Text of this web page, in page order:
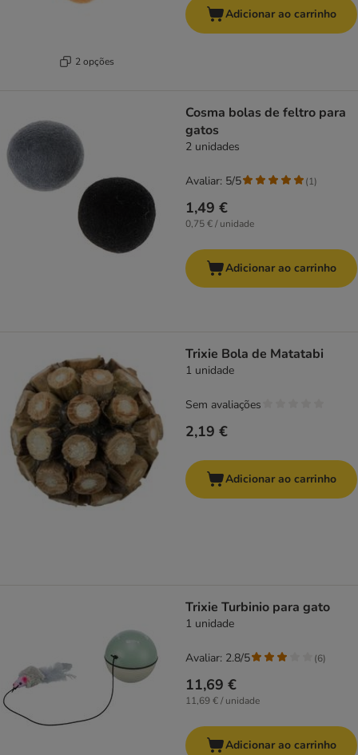
2 opções
Adicionar ao carrinho
Cosma bolas de feltro para
gatos
2 unidades
1,49 €
0,75 € / unidade
Avaliar: 5/5 (1)
Adicionar ao carrinho
Trixie Bola de Matatabi
1 unidade
2,19 €
Sem avaliações
Adicionar ao carrinho
Trixie Turbinio para gato
1 unidade
11,69 €
11,69 € / unidade
Avaliar: 2.8/5 (6)
Adicionar ao carrinho